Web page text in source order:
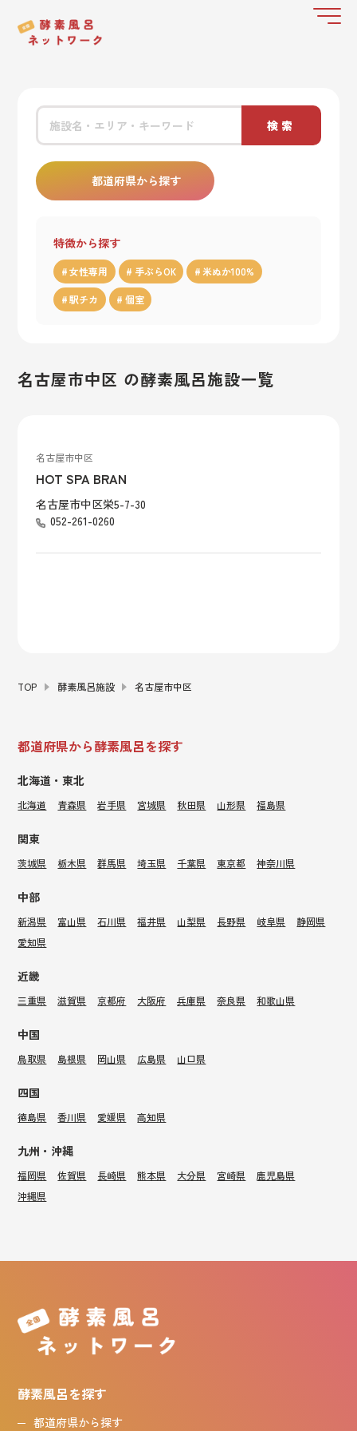
検索
都道府県から探す
特徴から探す
女性専用 手ぶらOK 米ぬか100%
駅チカ 個室
名古屋市中区 の酵素風呂施設一覧
名古屋市中区
HOT SPA BRAN
名古屋市中区栄5-7-30
052-261-0260
TOP 酵素風呂施設 名古屋市中区
都道府県から酵素風呂を探す
北海道・東北
北海道 青森県 岩手県 宮城県 秋田県 山形県 福島県
関東
茨城県 栃木県 群馬県 埼玉県 千葉県 東京都 神奈川県
中部
新潟県 富山県 石川県 福井県 山梨県 長野県 岐阜県
静岡県
愛知県
近畿
三重県 滋賀県 京都府 大阪府 兵庫県 奈良県 和歌山県
中国
鳥取県 島根県 岡山県 広島県 山口県
四国
徳島県 香川県 愛媛県 高知県
九州・沖縄
福岡県 佐賀県 長崎県 熊本県 大分県 宮崎県
鹿児島県
沖縄県
酵素風呂を探す
都道府県から探す